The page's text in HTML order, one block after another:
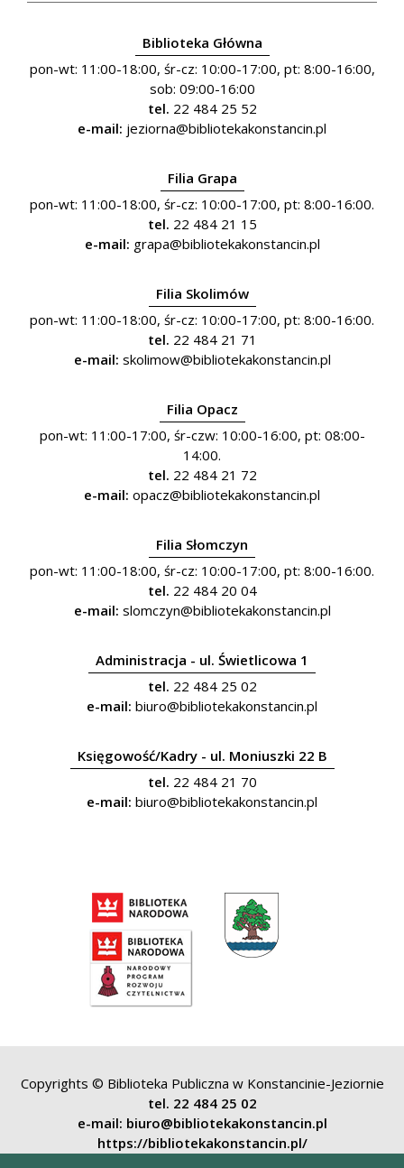
Biblioteka Główna
pon-wt: 11:00-18:00, śr-cz: 10:00-17:00, pt: 8:00-16:00,
sob: 09:00-16:00
tel. 22 484 25 52
e-mail: jeziorna@bibliotekakonstancin.pl
Filia Grapa
pon-wt: 11:00-18:00, śr-cz: 10:00-17:00, pt: 8:00-16:00.
tel. 22 484 21 15
e-mail: grapa@bibliotekakonstancin.pl
Filia Skolimów
pon-wt: 11:00-18:00, śr-cz: 10:00-17:00, pt: 8:00-16:00.
tel. 22 484 21 71
e-mail: skolimow@bibliotekakonstancin.pl
Filia Opacz
pon-wt: 11:00-17:00, śr-czw: 10:00-16:00, pt: 08:00-
14:00.
tel. 22 484 21 72
e-mail: opacz@bibliotekakonstancin.pl
Filia Słomczyn
pon-wt: 11:00-18:00, śr-cz: 10:00-17:00, pt: 8:00-16:00.
tel. 22 484 20 04
e-mail: slomczyn@bibliotekakonstancin.pl
Administracja - ul. Świetlicowa 1
tel. 22 484 25 02
e-mail: biuro@bibliotekakonstancin.pl
Księgowość/Kadry - ul. Moniuszki 22 B
tel. 22 484 21 70
e-mail: biuro@bibliotekakonstancin.pl
Copyrights © Biblioteka Publiczna w Konstancinie-Jeziornie
tel. 22 484 25 02
e-mail: biuro@bibliotekakonstancin.pl
https://bibliotekakonstancin.pl/